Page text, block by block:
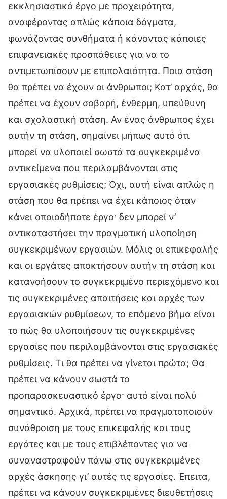
εκκλησιαστικό έργο με προχειρότητα,
αναφέροντας απλώς κάποια δόγματα,
φωνάζοντας συνθήματα ή κάνοντας κάποιες
επιφανειακές προσπάθειες για να το
αντιμετωπίσουν με επιπολαιότητα. Ποια στάση
θα πρέπει να έχουν οι άνθρωποι; Κατ’ αρχάς, θα
πρέπει να έχουν σοβαρή, ένθερμη, υπεύθυνη
και σχολαστική στάση. Αν ένας άνθρωπος έχει
αυτήν τη στάση, σημαίνει μήπως αυτό ότι
μπορεί να υλοποιεί σωστά τα συγκεκριμένα
αντικείμενα που περιλαμβάνονται στις
εργασιακές ρυθμίσεις; Όχι, αυτή είναι απλώς η
στάση που θα πρέπει να έχει κάποιος όταν
κάνει οποιοδήποτε έργο· δεν μπορεί ν’
αντικαταστήσει την πραγματική υλοποίηση
συγκεκριμένων εργασιών. Μόλις οι επικεφαλής
και οι εργάτες αποκτήσουν αυτήν τη στάση και
κατανοήσουν το συγκεκριμένο περιεχόμενο και
τις συγκεκριμένες απαιτήσεις και αρχές των
εργασιακών ρυθμίσεων, το επόμενο βήμα είναι
το πώς θα υλοποιήσουν τις συγκεκριμένες
εργασίες που περιλαμβάνονται στις εργασιακές
ρυθμίσεις. Τι θα πρέπει να γίνεται πρώτα; Θα
πρέπει να κάνουν σωστά το
προπαρασκευαστικό έργο· αυτό είναι πολύ
σημαντικό. Αρχικά, πρέπει να πραγματοποιούν
συνάθροιση με τους επικεφαλής και τους
εργάτες και με τους επιβλέποντες για να
συναναστραφούν πάνω στις συγκεκριμένες
αρχές άσκησης γι’ αυτές τις εργασίες. Έπειτα,
πρέπει να κάνουν συγκεκριμένες διευθετήσεις